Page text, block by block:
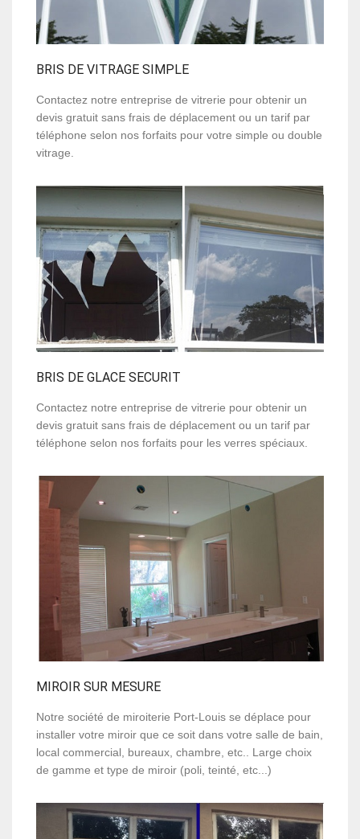
BRIS DE VITRAGE SIMPLE
Contactez notre entreprise de vitrerie pour obtenir un
devis gratuit sans frais de déplacement ou un tarif par
téléphone selon nos forfaits pour votre simple ou double
vitrage.
BRIS DE GLACE SECURIT
Contactez notre entreprise de vitrerie pour obtenir un
devis gratuit sans frais de déplacement ou un tarif par
téléphone selon nos forfaits pour les verres spéciaux.
MIROIR SUR MESURE
Notre société de miroiterie Port-Louis se déplace pour
installer votre miroir que ce soit dans votre salle de bain,
local commercial, bureaux, chambre, etc.. Large choix
de gamme et type de miroir (poli, teinté, etc...)